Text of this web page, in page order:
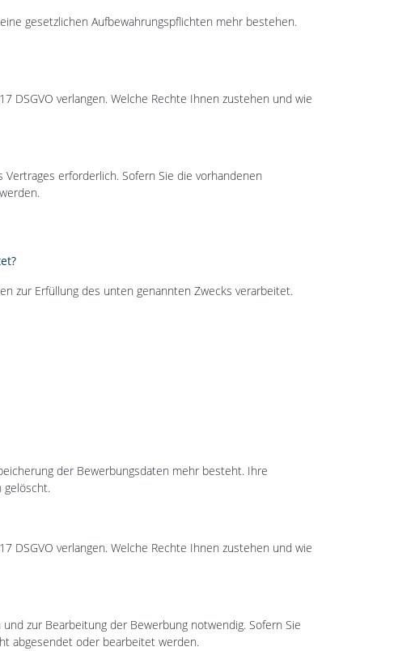
gesetzlichen Aufbewahrungspflichten mehr bestehen.
DSGVO verlangen. Welche Rechte Ihnen zustehen und wie
erforderlich. Sofern Sie die vorhandenen
zur Erfüllung des unten genannten Zwecks verarbeitet.
der Bewerbungsdaten mehr besteht. Ihre
gelöscht.
DSGVO verlangen. Welche Rechte Ihnen zustehen und wie
zur Bearbeitung der Bewerbung notwendig. Sofern Sie
abgesendet oder bearbeitet werden.